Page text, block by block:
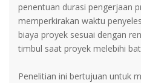
penentuan durasi pengerjaan
memperkirakan waktu
biaya proyek sesuai dengan
timbul saat proyek melebihi
Penelitian ini bertujuan untuk